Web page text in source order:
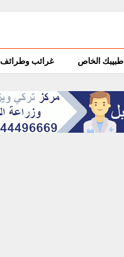
طبيبك الخاص غرائب وطرائف